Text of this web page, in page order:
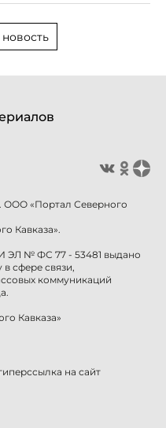
ООО «Портал Северного
Кавказа».
ЭЛ № ФС 77 - 53481 выдано
сфере связи,
коммуникаций
Кавказа»
на сайт